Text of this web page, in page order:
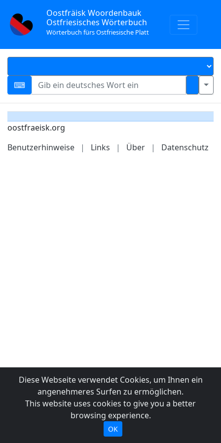
Oostfräisk Woordenbauk
Ostfriesisches Wörterbuch
Wörterbuch fürs Ostfriesische Platt
oostfraeisk.org
Benutzerhinweise
| Links | Über | Datenschutz
Diese Webseite verwendet Cookies, um Ihnen ein
angenehmeres Surfen zu ermöglichen.
This website uses cookies to give you a better
browsing experience.
OK